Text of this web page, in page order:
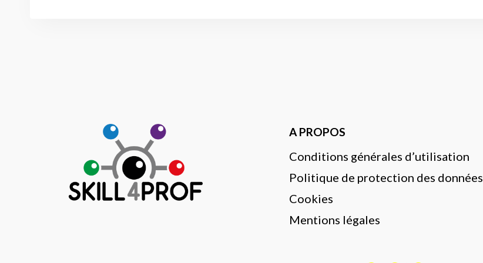
A PROPOS
Conditions générales d’utilisation
Politique de protection des données
Cookies
Mentions légales